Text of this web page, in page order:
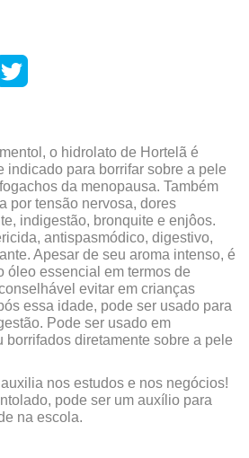
o hidrolato de Hortelã é
indicado para borrifar sobre a pele
da menopausa. Também
por tensão nervosa, dores
indigestão, bronquite e enjôos.
antispasmódico, digestivo,
Apesar de seu aroma intenso, é
óleo essencial em termos de
evitar em crianças
essa idade, pode ser usado para
Pode ser usado em
borrifados diretamente sobre a pele
nos estudos e nos negócios!
pode ser um auxílio para
na escola.